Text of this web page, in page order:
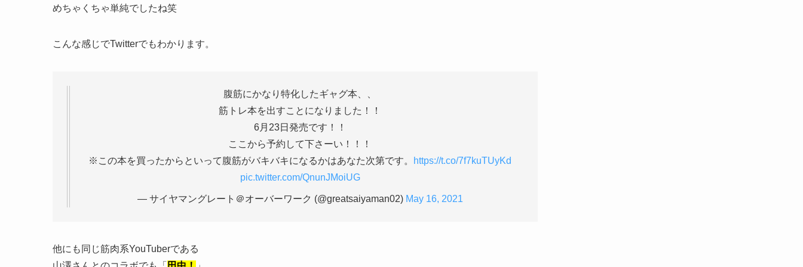
めちゃくちゃ単純でしたね笑
こんな感じでTwitterでもわかります。
腹筋にかなり特化したギャグ本、、
筋トレ本を出すことになりました！！
6月23日発売です！！
ここから予約して下さーい！！！
※この本を買ったからといって腹筋がバキバキになるかはあなた次第です。
https://t.co/7f7kuTUyKd
pic.twitter.com/QnunJMoiUG
— サイヤマングレート＠オーバーワーク (@greatsaiyaman02) May 16, 2021
他にも同じ筋肉系YouTuberである